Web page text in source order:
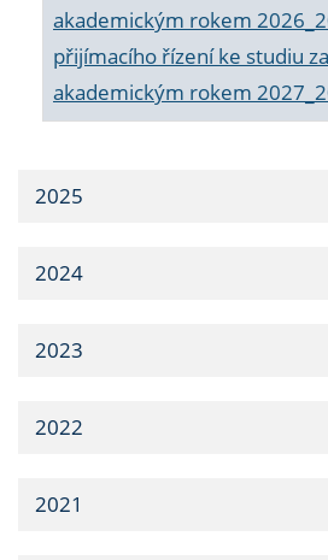
akademickým rokem
přijímacího řízení ke studiu
akademickým rokem
2025
2024
2023
2022
2021